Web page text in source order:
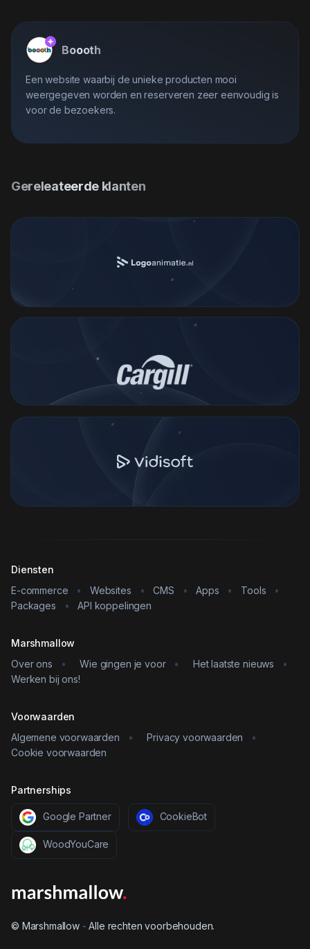
Boooth
Een website waarbij de unieke producten mooi
weergegeven worden en reserveren zeer eenvoudig is
voor de bezoekers.
Gereleateerde klanten
© Marshmallow - Alle rechten voorbehouden.
Diensten
E-commerce
• Websites • CMS • Apps • Tools
•
Packages
• API koppelingen
Marshmallow
Over ons
• Wie gingen je voor • Het laatste nieuws
•
Werken bij ons!
Voorwaarden
Algemene voorwaarden
• Privacy voorwaarden
•
Cookie voorwaarden
Partnerships
Google Partner CookieBot
WoodYouCare